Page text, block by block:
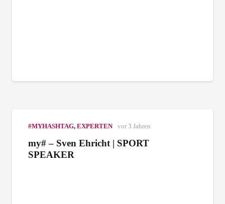
#MYHASHTAG, EXPERTEN vor 3 Jahren
my# – Sven Ehricht | SPORT
SPEAKER